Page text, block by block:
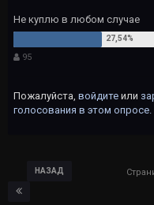
Не куплю в любом случае
95
Пожалуйста, войдите или
голосования в этом опросе.
НАЗАД